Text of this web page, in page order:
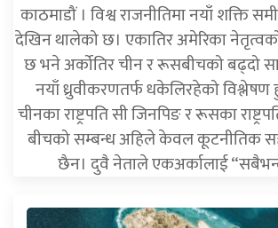
काठमाडौं । विश्व राजनीतिमा नयाँ शक्ति
देखिन थालेको छ। एकातिर अमेरिका
छ भने अर्कोतिर चीन र रूसबीचको बढ्दो
नयाँ ध्रुवीकरणतर्फ धकेलिरहेको
चीनका राष्ट्रपति सी जिनपिङ र रूसका
बीचको सम्बन्ध अहिले केवल कूटनीतिक
छैन। दुवै नेताले एकअर्कालाई